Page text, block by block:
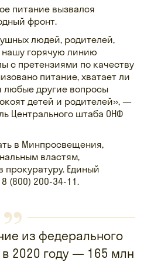
питание вызвался
фронт.
людей, родителей,
горячую линию
с претензиями по качеству
питание, хватает ли
любые другие вопросы
детей и родителей», —
Центрального штаба ОНФ
в Минпросвещения,
властям,
прокуратуру. Единый
8 (800) 200-34-11.
из федерального
2020 году — 165 млн